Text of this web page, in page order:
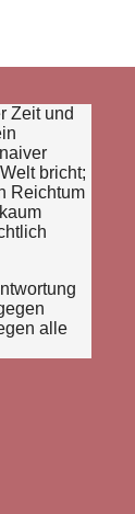
Zeit und
bricht;
Reichtum
alle